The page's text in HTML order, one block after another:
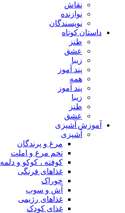
نقاش
نوازنده
نویسندگان
داستان کوتاه
طنز
عشق
زیبا
پند آموز
همه
پند آموز
زیبا
طنز
عشق
آموزش آشپزی
آشپزی
مرغ و پرندگان
تخم مرغ و املت
کوفته ، کوکو و دلمه
غذاهای فرنگی
خوراک
آش و سوپ
غذاهای رژیمی
غذای کودک